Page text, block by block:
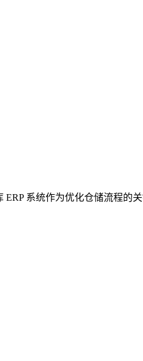
系统作为优化仓储流程的